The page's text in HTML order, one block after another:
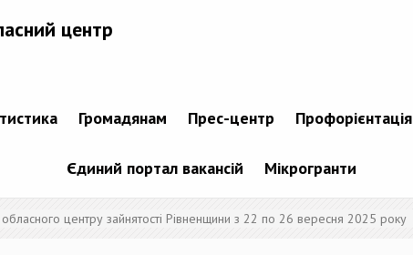
центр
Громадянам Прес-центр Профорієнтація
Єдиний портал вакансій Мікрогранти
обласного центру зайнятості Рівненщини з 22 по 26 вересня 2025 року